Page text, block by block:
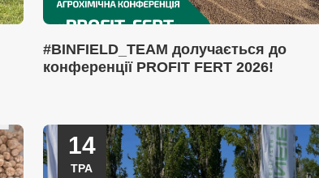
#BINFIELD_TEAM долучається до
конференції PROFIT FERT 2026!
14
ТРА